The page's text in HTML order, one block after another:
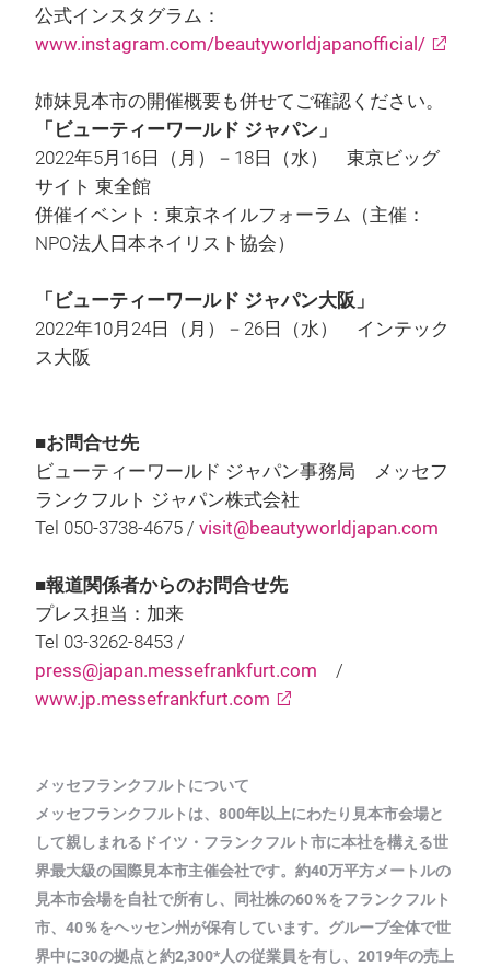
公式インスタグラム：
www.instagram.com/beautyworldjapanofficial/
姉妹見本市の開催概要も併せてご確認ください。
「ビューティーワールド ジャパン」
2022年5月16日（月）－18日（水） 東京ビッグ
サイト 東全館
併催イベント：東京ネイルフォーラム（主催：
NPO法人日本ネイリスト協会）
「ビューティーワールド ジャパン大阪」
2022年10月24日（月）－26日（水） インテック
ス大阪
■お問合せ先
ビューティーワールド ジャパン事務局 メッセフ
ランクフルト ジャパン株式会社
Tel 050-3738-4675 / visit@beautyworldjapan.com
■報道関係者からのお問合せ先
プレス担当：加来
Tel 03-3262-8453 /
press@japan.messefrankfurt.com /
www.jp.messefrankfurt.com
メッセフランクフルトについて
メッセフランクフルトは、800年以上にわたり見本市会場と
して親しまれるドイツ・フランクフルト市に本社を構える世
界最大級の国際見本市主催会社です。約40万平方メートルの
見本市会場を自社で所有し、同社株の60％をフランクフルト
市、40％をヘッセン州が保有しています。グループ全体で世
界中に30の拠点と約2,300*人の従業員を有し、2019年の売上